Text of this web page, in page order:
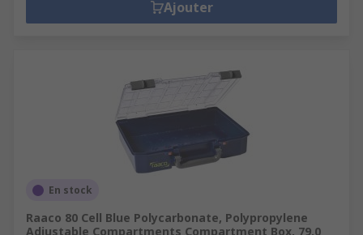
Ajouter
En stock
Raaco 80 Cell Blue Polycarbonate, Polypropylene
Adjustable Compartments Compartment Box, 79.0